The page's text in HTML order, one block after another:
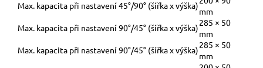
Max. kapacita při nastavení 45°/90° (šířka x výška)
mm
Max. kapacita při nastavení 90°/45° (šířka x výška)285 × 50
mm
Max. kapacita při nastavení 90°/45° (šířka x výška)285 × 50
mm